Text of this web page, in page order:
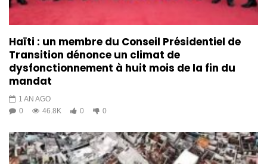
Haïti : un membre du Conseil Présidentiel de
Transition dénonce un climat de
dysfonctionnement à huit mois de la fin du
mandat
1 AN AGO
0
46.8K 0 0